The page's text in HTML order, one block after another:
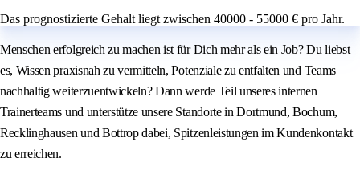
Das prognostizierte Gehalt liegt zwischen 40000 - 55000 € pro Jahr.
Menschen erfolgreich zu machen ist für Dich mehr als ein Job? Du liebst
es, Wissen praxisnah zu vermitteln, Potenziale zu entfalten und Teams
nachhaltig weiterzuentwickeln? Dann werde Teil unseres internen
Trainerteams und unterstütze unsere Standorte in Dortmund, Bochum,
Recklinghausen und Bottrop dabei, Spitzenleistungen im Kundenkontakt
zu erreichen.